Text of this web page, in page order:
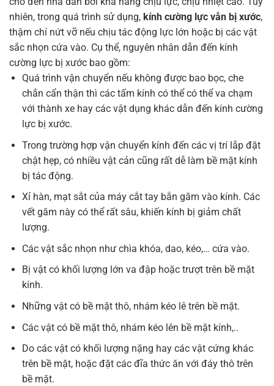
nhiên, trong quá trình sử dụng, kính cường lực vẫn bị xước,
thậm chí nứt vỡ nếu chịu tác động lực lớn hoặc bị các vật
sắc nhọn cứa vào. Cụ thể, nguyên nhân dẫn đến kính
cường lực bị xước bao gồm:
Quá trình vận chuyển nếu không được bao bọc, che
chắn cẩn thận thì các tấm kính có thể có thể va chạm
với thành xe hay các vật dụng khác dẫn đến kính cường
lực bị xước.
Trong trường hợp vận chuyển kính đến các vị trí lắp đặt
chật hẹp, có nhiều vật cản cũng rất dễ làm bề mặt kính
bị tác động.
Xỉ hàn, mạt sắt của máy cắt tay bắn găm vào kính. Các
vết găm này có thể rất sâu, khiến kính bị giảm chất
lượng.
Các vật sắc nhọn như chìa khóa, dao, kéo,… cứa vào.
Bị vật có khối lượng lớn va đập hoặc trượt trên bề mặt
kính.
Những vật có bề mặt thô, nhám kéo lê trên bề mặt.
Các vật có bề mặt thô, nhám kéo lên bề mặt kính,..
Do các vật có khối lượng nặng hay các vật cứng khác
trên bề mặt, hoặc đặt các đĩa thức ăn với đáy thô trên
bề mặt.